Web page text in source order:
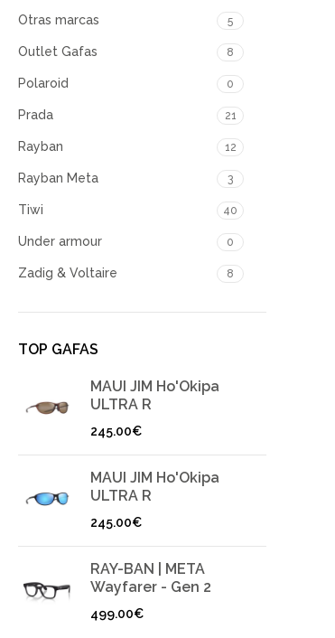
Otras marcas 5
Outlet Gafas 8
Polaroid 0
Prada 21
Rayban 12
Rayban Meta 3
Tiwi 40
Under armour 0
Zadig & Voltaire 8
TOP GAFAS
MAUI JIM Ho'Okipa
ULTRA R
245.00€
MAUI JIM Ho'Okipa
ULTRA R
245.00€
RAY-BAN | META
Wayfarer - Gen 2
499.00€